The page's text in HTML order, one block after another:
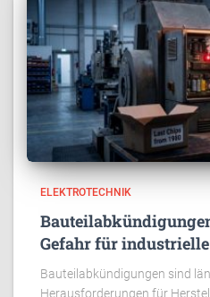
ELEKTROTECHNIK
Gefahr für
Bauteilabkündigungen sind
Herausforderungen für